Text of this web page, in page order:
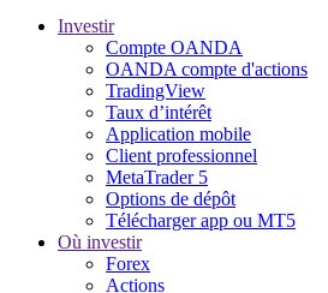
Investir
Compte OANDA
OANDA compte d'actions
TradingView
Taux d’intérêt
Application mobile
Client professionnel
MetaTrader 5
Options de dépôt
Télécharger app ou MT5
Où investir
Forex
Actions